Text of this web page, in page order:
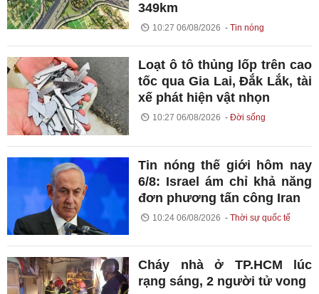
349km
10:27 06/08/2026 Tin nóng
Loạt ô tô thủng lốp trên cao
tốc qua Gia Lai, Đắk Lắk, tài
xế phát hiện vật nhọn
10:27 06/08/2026 Đời sống
Tin nóng thế giới hôm nay
6/8: Israel ám chỉ khả năng
đơn phương tấn công Iran
10:24 06/08/2026 Thời sự quốc tế
Cháy nhà ở TP.HCM lúc
rạng sáng, 2 người tử vong